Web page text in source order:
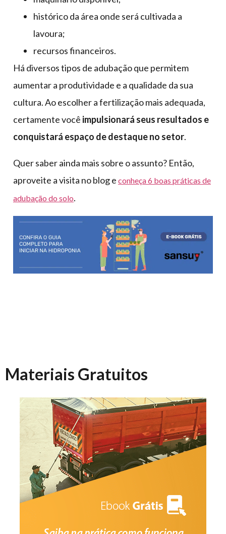
histórico da área onde será cultivada a
lavoura;
recursos financeiros.
Há diversos tipos de adubação que permitem
aumentar a produtividade e a qualidade da sua
cultura. Ao escolher a fertilização mais adequada,
certamente você impulsionará seus resultados e
conquistará espaço de destaque no setor.
Quer saber ainda mais sobre o assunto? Então,
aproveite a visita no blog e conheça 6 boas práticas de
adubação do solo.
Materiais Gratuitos